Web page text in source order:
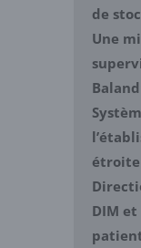
de
Une
DIM